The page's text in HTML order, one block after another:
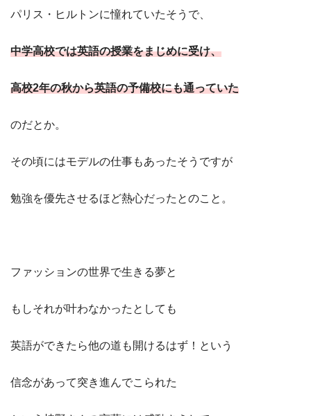
パリス・ヒルトンに憧れていたそうで、
中学高校では英語の授業をまじめに受け、
高校2年の秋から英語の予備校にも通っていた
のだとか。
その頃にはモデルの仕事もあったそうですが
勉強を優先させるほど熱心だったとのこと。
ファッションの世界で生きる夢と
もしそれが叶わなかったとしても
英語ができたら他の道も開けるはず！という
信念があって突き進んでこられた